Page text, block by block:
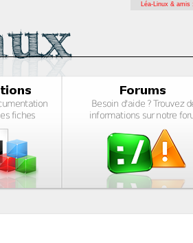
Léa-Linux &